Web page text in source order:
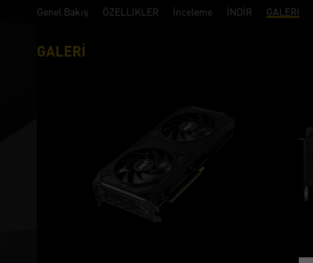
Genel Bakış ÖZELLİKLER İnceleme İNDİR GALERİ
GALERİ